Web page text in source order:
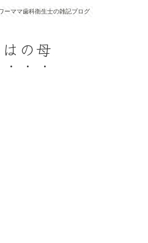
ーママ歯科衛生士の雑記ブログ
の母